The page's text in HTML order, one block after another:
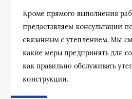
Кроме прямого выполнения
предоставляем консультации
связанным с утеплением. Мы
какие меры предпринять для
как правильно обслуживать
конструкции.